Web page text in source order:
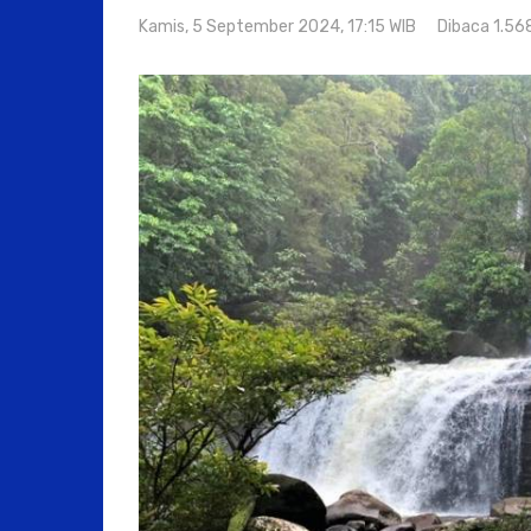
Kamis, 5 September 2024, 17:15 WIB Dibaca